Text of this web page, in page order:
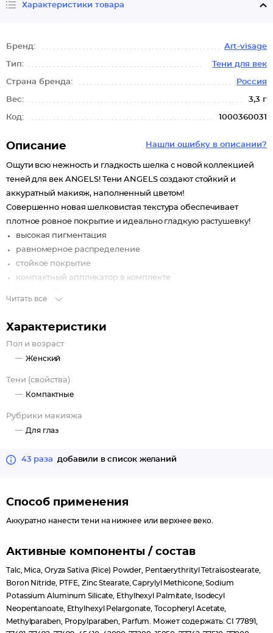
Характеристики товара
Бренд: Art-visage
Тип: Тени для век
Страна бренда: Россия
Вес: 3,3 г
Код: 1000360031
Нашли ошибку в описании?
Описание
Ощути всю нежность и гладкость шелка с новой коллекцией
теней для век ANGELS! Тени ANGELS создают стойкий и
аккуратный макияж, наполненный цветом!
Совершенно новая шелковистая текстура обеспечивает
плотное ровное покрытие и идеально гладкую растушевку!
высокая пигментация
равномерное распределение
стойкое покрытие
компактный аппликатор в комплекте
В составе:
рисовая пудра улучшает сцепление пигментов с кожей, и
тем самым увеличивает стойкость покрытия.
среды, помогает сохранить молодость кожи.
Читать все
Характеристики
Пол и возраст
Женский
Тени (свойства)
Компактные
Рубрики макияжа
Для глаз
43 раза добавили в список желаний
Способ применения
Аккуратно нанести тени на нижнее или верхнее веко.
Активные компоненты / состав
Talc, Mica, Oryza Sativa (Rice) Powder, Pentaerythrityl Tetraisostearate,
Boron Nitride, PTFE, Zinc Stearate, Caprylyl Methicone, Sodium
Potassium Aluminum Silicate, Ethylhexyl Palmitate, Isodecyl
Neopentanoate, Ethylhexyl Pelargonate, Tocopheryl Acetate,
Methylparaben, Propylparaben, Parfum. Может содержать: CI 77891,